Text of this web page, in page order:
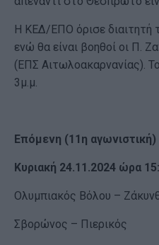
Η ΚΕΔ/ΕΠΟ όρισε διαιτητή
ενώ θα είναι βοηθοί οι Π.
(ΕΠΣ Αιτωλοακαρνανίας). Το
3μ.μ.
Επόμενη (11η αγωνιστική)
Κυριακή 24.11.2024 ώρα
Ολυμπιακός Βόλου –
Σβορώνος – Πιερικός